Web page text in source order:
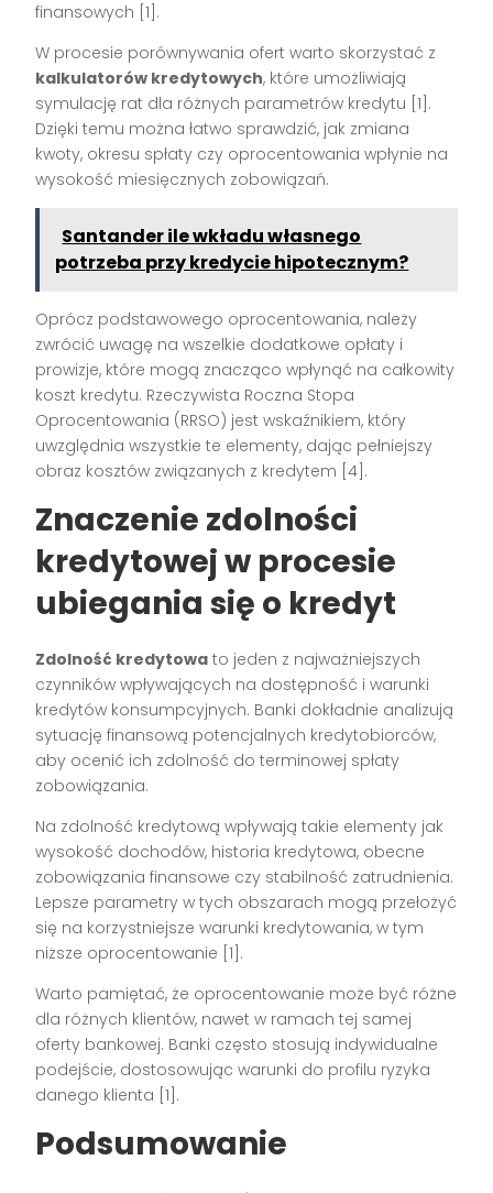
finansowych [1].
W procesie porównywania ofert warto skorzystać z
kalkulatorów kredytowych, które umożliwiają
symulację rat dla różnych parametrów kredytu [1].
Dzięki temu można łatwo sprawdzić, jak zmiana
kwoty, okresu spłaty czy oprocentowania wpłynie na
wysokość miesięcznych zobowiązań.
Santander ile wkładu własnego
potrzeba przy kredycie hipotecznym?
Oprócz podstawowego oprocentowania, należy
zwrócić uwagę na wszelkie dodatkowe opłaty i
prowizje, które mogą znacząco wpłynąć na całkowity
koszt kredytu. Rzeczywista Roczna Stopa
Oprocentowania (RRSO) jest wskaźnikiem, który
uwzględnia wszystkie te elementy, dając pełniejszy
obraz kosztów związanych z kredytem [4].
Znaczenie zdolności
kredytowej w procesie
ubiegania się o kredyt
Zdolność kredytowa to jeden z najważniejszych
czynników wpływających na dostępność i warunki
kredytów konsumpcyjnych. Banki dokładnie analizują
sytuację finansową potencjalnych kredytobiorców,
aby ocenić ich zdolność do terminowej spłaty
zobowiązania.
Na zdolność kredytową wpływają takie elementy jak
wysokość dochodów, historia kredytowa, obecne
zobowiązania finansowe czy stabilność zatrudnienia.
Lepsze parametry w tych obszarach mogą przełożyć
się na korzystniejsze warunki kredytowania, w tym
niższe oprocentowanie [1].
Warto pamiętać, że oprocentowanie może być różne
dla różnych klientów, nawet w ramach tej samej
oferty bankowej. Banki często stosują indywidualne
podejście, dostosowując warunki do profilu ryzyka
danego klienta [1].
Podsumowanie